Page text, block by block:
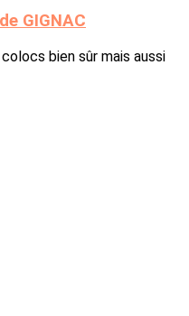
GIGNAC
bien sûr mais aussi